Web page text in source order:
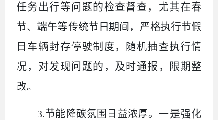
任务出行等问题的检查督查，尤其在春
节、端午等传统节日期间，严格执行节假
日车辆封存停驶制度，随机抽查执行情
况，对发现问题的，及时通报，限期整
改。
3.节能降碳氛围日益浓厚。 一是强化